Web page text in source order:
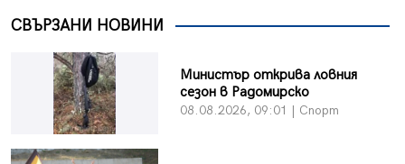
СВЪРЗАНИ НОВИНИ
Министър открива ловния
сезон в Радомирско
08.08.2026, 09:01 | Спорт